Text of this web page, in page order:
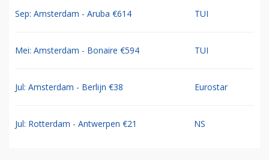
Sep: Amsterdam - Aruba €614 TUI
Mei: Amsterdam - Bonaire €594 TUI
Jul: Amsterdam - Berlijn €38 Eurostar
Jul: Rotterdam - Antwerpen €21 NS